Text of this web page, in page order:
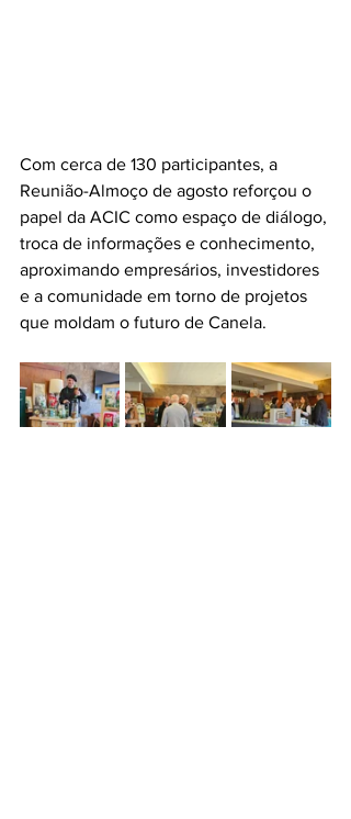
Com cerca de 130 participantes, a
Reunião-Almoço de agosto reforçou o
papel da ACIC como espaço de diálogo,
troca de informações e conhecimento,
aproximando empresários, investidores
e a comunidade em torno de projetos
que moldam o futuro de Canela.